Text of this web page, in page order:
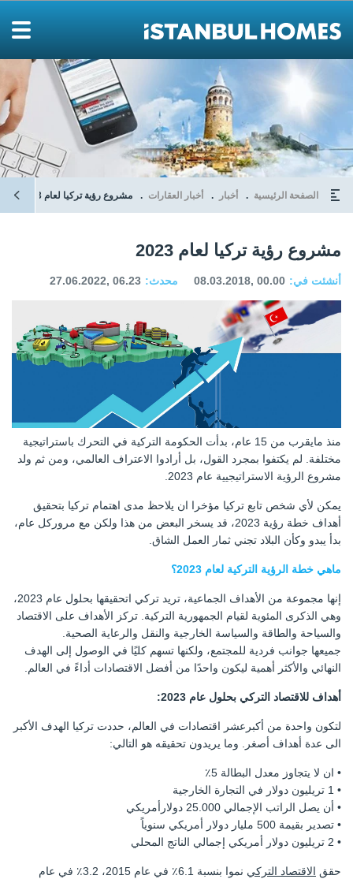
الصفحة الرئيسية أخبار أخبار العقارات مشروع رؤية تركيا لعام 2023
مشروع رؤية تركيا لعام 2023
أنشئت في: 08.03.2018, 00.00 محدث: 27.06.2022, 06.23
منذ مايقرب من 15 عام، بدأت الحكومة التركية في التحرك باستراتيجية
مختلفة. لم يكتفوا بمجرد القول، بل أرادوا الاعتراف العالمي، ومن ثم ولد
مشروع الرؤية الاستراتيجيية عام 2023.
يمكن لأي شخص تابع تركيا مؤخرا ان يلاحظ مدى اهتمام تركيا بتحقيق
أهداف خطة رؤية 2023، قد يسخر البعض من هذا ولكن مع مروركل عام،
بدأ يبدو وكأن البلاد تجني ثمار العمل الشاق.
ماهي خطة الرؤية التركية لعام 2023؟
إنها مجموعة من الأهداف الجماعية، تريد تركي اتحقيقها بحلول عام 2023،
وهي الذكرى المئوية لقيام الجمهورية التركية. تركز الأهداف على الاقتصاد
والسياحة والطاقة والسياسة الخارجية والنقل والرعاية الصحية.
جميعها جوانب فردية للمجتمع، ولكنها تسهم كليًا في الوصول إلى الهدف
النهائي والأكثر أهمية ليكون واحدًا من أفضل الاقتصادات أداءً في العالم.
أهداف للاقتصاد التركي بحلول عام 2023:
لتكون واحدة من أكبرعشر اقتصادات في العالم، حددت تركيا الهدف الأكبر
الى عدة أهداف أصغر. وما يريدون تحقيقه هو التالي:
• ان لا يتجاوز معدل البطالة 5٪
• 1 تريليون دولار في التجارة الخارجية
• أن يصل الراتب الإجمالي 25.000 دولارأمريكي
• تصدير بقيمة 500 مليار دولار أمريكي سنوياً
• 2 تريليون دولار أمريكي إجمالي الناتج المحلي
حقق الاقتصاد التركي
نموا بنسبة 6.1٪ في عام 2015، 3.2٪ في عام